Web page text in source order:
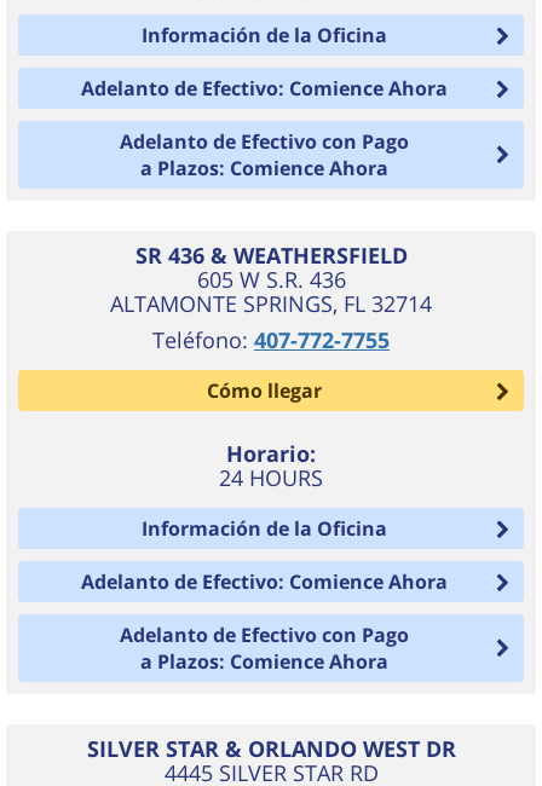
Información de la Oficina
Adelanto de Efectivo: Comience Ahora
Adelanto de Efectivo con Pago
a Plazos: Comience Ahora
SR 436 & WEATHERSFIELD
605 W S.R. 436
ALTAMONTE SPRINGS, FL 32714
Teléfono: 407-772-7755
Cómo llegar
Horario:
24 HOURS
Información de la Oficina
Adelanto de Efectivo: Comience Ahora
Adelanto de Efectivo con Pago
a Plazos: Comience Ahora
SILVER STAR & ORLANDO WEST DR
4445 SILVER STAR RD